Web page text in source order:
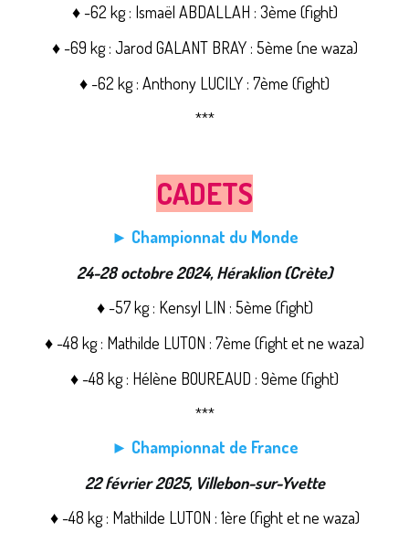
♦ -62 kg : Ismaël ABDALLAH : 3ème (fight)
♦ -69 kg : Jarod GALANT BRAY : 5ème (ne waza)
♦ -62 kg : Anthony LUCILY : 7ème (fight)
***
CADETS
► Championnat du Monde
24-28 octobre 2024, Héraklion (Crète)
♦ -57 kg : Kensyl LIN : 5ème (fight)
♦ -48 kg : Mathilde LUTON : 7ème (fight et ne waza)
♦ -48 kg : Hélène BOUREAUD : 9ème (fight)
***
► Championnat de France
22 février 2025, Villebon-sur-Yvette
♦ -48 kg : Mathilde LUTON : 1ère (fight et ne waza)